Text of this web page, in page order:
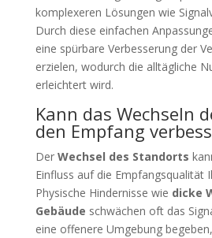
komplexeren Lösungen wie
Durch diese einfachen
eine spürbare Verbesserung der
erzielen, wodurch die alltägliche
erleichtert wird.
Kann das Wechseln
den Empfang
Der Wechsel des Standorts
Einfluss auf die Empfangsqualität
Physische Hindernisse wie dicke
Gebäude schwächen oft das
eine offenere Umgebung